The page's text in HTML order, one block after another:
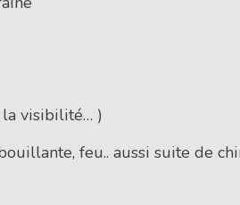
visibilité… )
feu.. aussi suite de